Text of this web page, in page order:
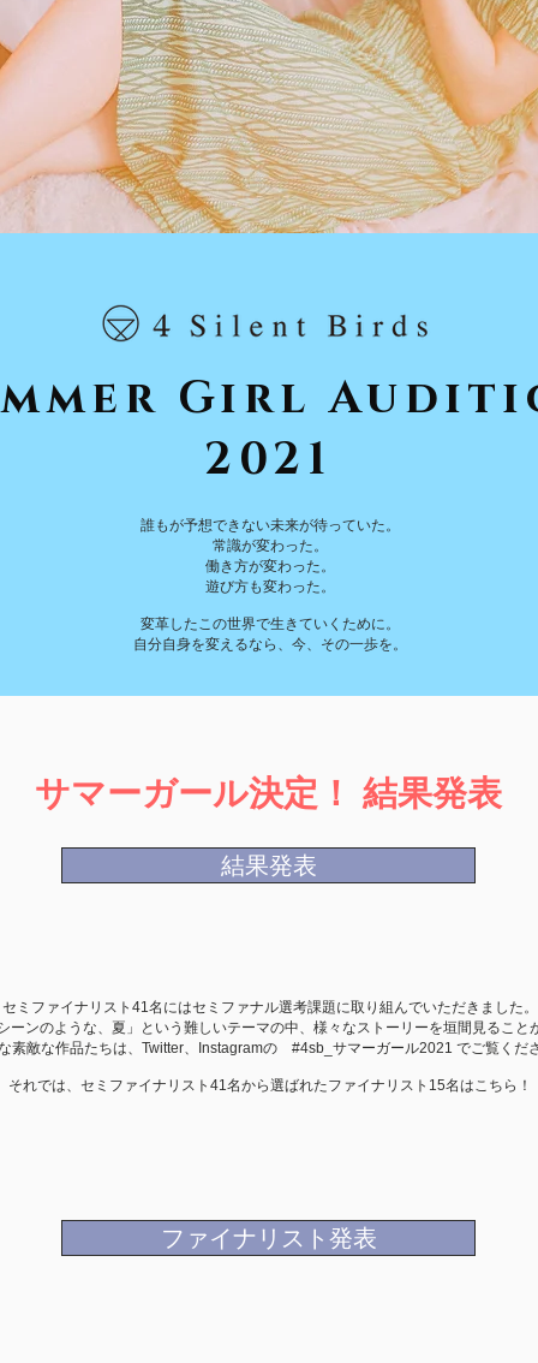
Girl
2021
誰もが予想できない未来が待っていた。
常識が変わった。
働き方が変わった。
遊び方も変わった。
​変革したこの世界で生きていくために。
自分自身を変えるなら、今、その一歩を。
サマーガール決定！ 結果発表
結果発表
セミファイナリスト41名にはセミファナル選考課題に取り組んでいただきました。
ーンのような、夏」という難しいテーマの中、 様々なストーリーを垣間見ること
素敵な作品たちは、Twitter、Instagramの #4sb_サマーガール2021 でご覧くだ
それでは、セミファイナリスト41名から選ばれたファイナリスト15名はこちら！
ファイナリスト発表